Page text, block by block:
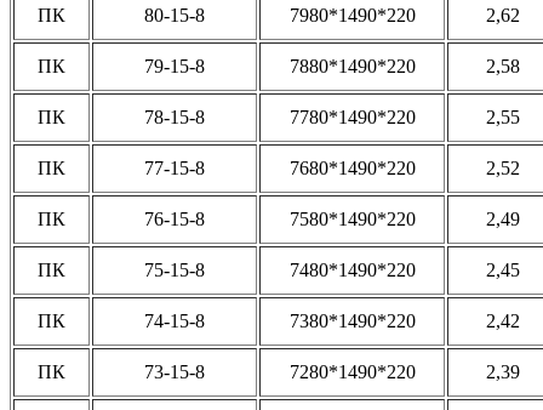
ПК 80-15-8 7980*1490*220 2,62
ПК 79-15-8 7880*1490*220 2,58
ПК 78-15-8 7780*1490*220 2,55
ПК 77-15-8 7680*1490*220 2,52
ПК 76-15-8 7580*1490*220 2,49
ПК 75-15-8 7480*1490*220 2,45
ПК 74-15-8 7380*1490*220 2,42
ПК 73-15-8 7280*1490*220 2,39